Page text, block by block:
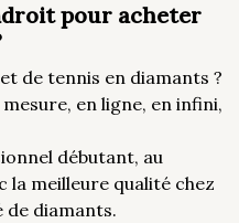
pour acheter
de tennis en diamants ?
en ligne, en infini,
débutant, au
la meilleure qualité chez
de diamants.